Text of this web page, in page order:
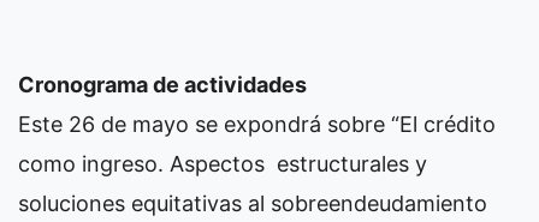
Cronograma de actividades
Este 26 de mayo se expondrá sobre “El crédito
como ingreso. Aspectos estructurales y
soluciones equitativas al sobreendeudamiento